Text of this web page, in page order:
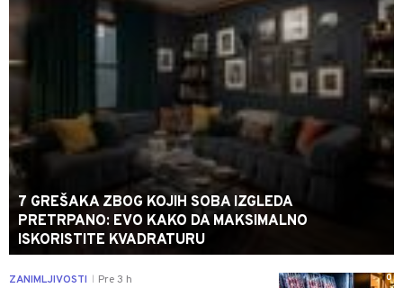
7 GREŠAKA ZBOG KOJIH SOBA IZGLEDA
PRETRPANO: EVO KAKO DA MAKSIMALNO
ISKORISTITE KVADRATURU
0
ZANIMLJIVOSTI Pre 3 h